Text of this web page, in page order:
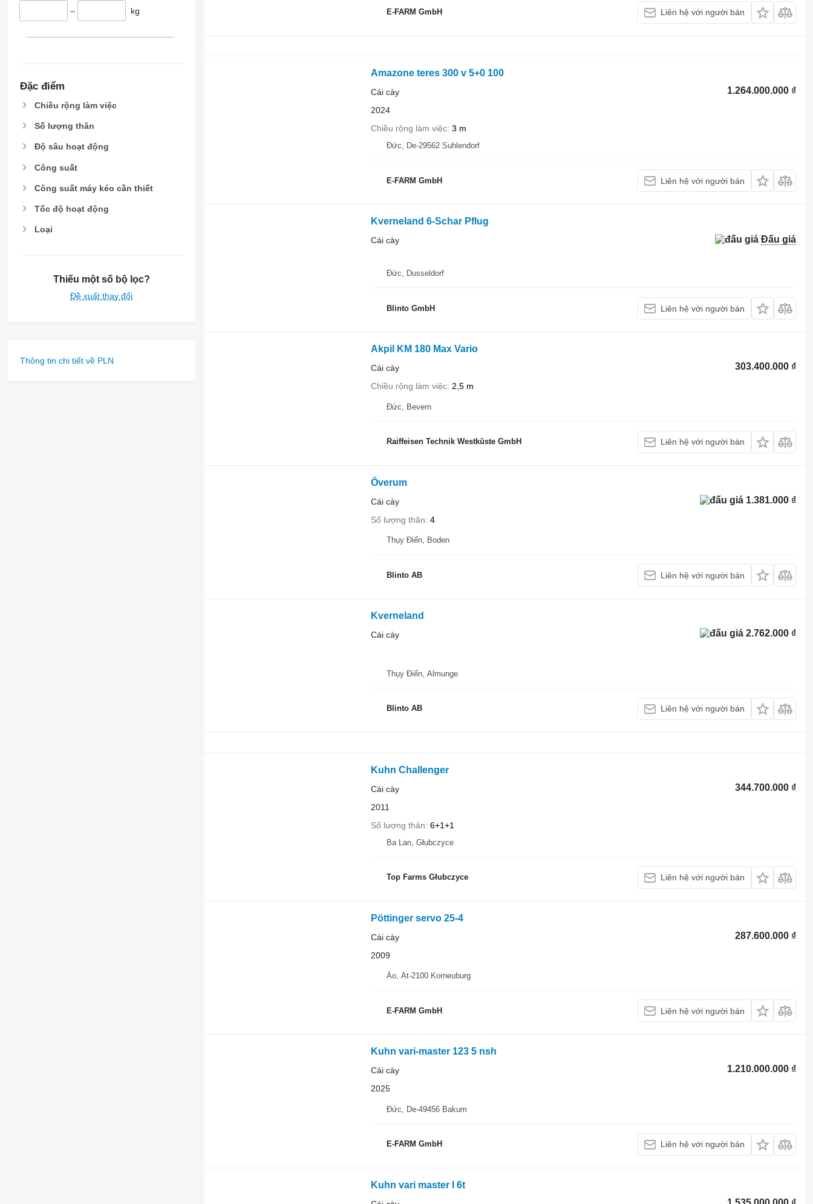
– kg
Đặc điểm
Chiều rộng làm việc
Số lượng thân
Độ sâu hoạt động
Công suất
Công suất máy kéo cần thiết
Tốc độ hoạt động
Loại
Thiếu một số bộ lọc?
Đề xuất thay đổi
Thông tin chi tiết về PLN
E-FARM GmbH Liên hệ với người bán
Amazone teres 300 v 5+0 100
1.264.000.000 ₫
Cái cày
2024
Chiều rộng làm việc 3 m
Đức, De-29562 Suhlendorf
E-FARM GmbH Liên hệ với người bán
Kverneland 6-Schar Pflug
Đấu giá
Cái cày
Đức, Dusseldorf
Blinto GmbH Liên hệ với người bán
Akpil KM 180 Max Vario
303.400.000 ₫
Cái cày
Chiều rộng làm việc 2,5 m
Đức, Bevern
Raiffeisen Technik Westküste GmbH Liên hệ với người bán
Överum
1.381.000 ₫
Cái cày
Số lượng thân 4
Thụy Điển, Boden
Blinto AB Liên hệ với người bán
Kverneland
2.762.000 ₫
Cái cày
Thụy Điển, Almunge
Blinto AB Liên hệ với người bán
Kuhn Challenger
344.700.000 ₫
Cái cày
2011
Số lượng thân 6+1+1
Ba Lan, Głubczyce
Top Farms Głubczyce Liên hệ với người bán
Pöttinger servo 25-4
287.600.000 ₫
Cái cày
2009
Áo, At-2100 Korneuburg
E-FARM GmbH Liên hệ với người bán
Kuhn vari-master 123 5 nsh
1.210.000.000 ₫
Cái cày
2025
Đức, De-49456 Bakum
E-FARM GmbH Liên hệ với người bán
Kuhn vari master l 6t